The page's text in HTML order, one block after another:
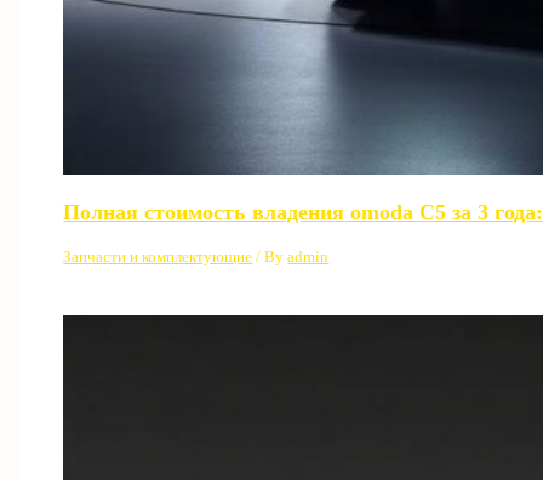
Полная стоимость владения omoda C5 за 3
Запчасти и комплектующие / Byadmin